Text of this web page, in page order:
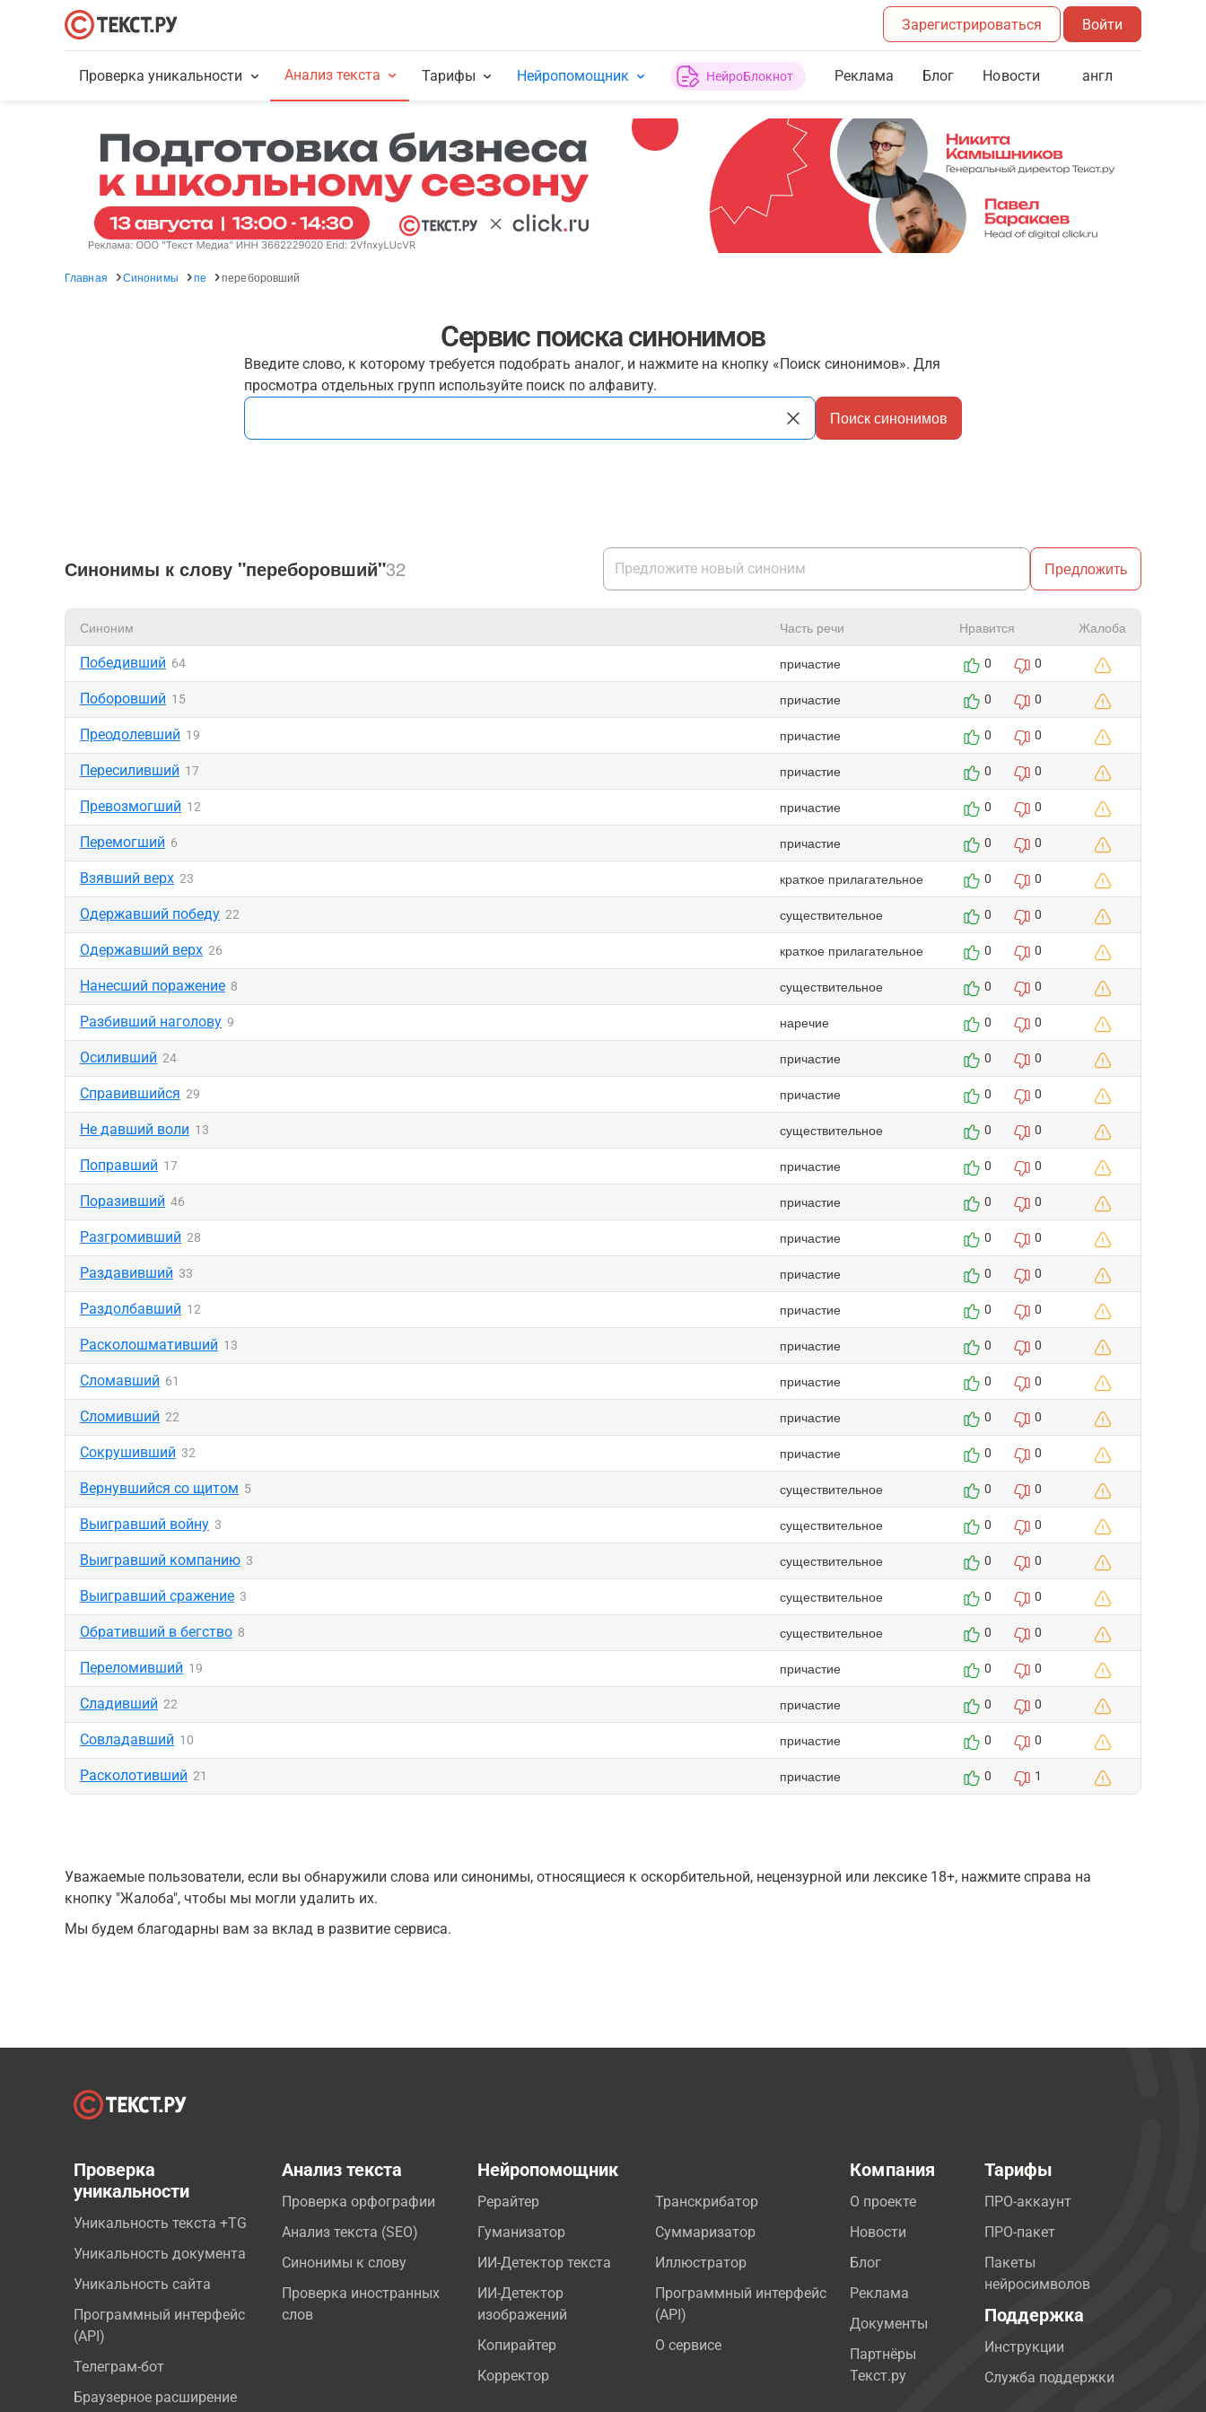
Зарегистрироваться Войти
Проверка уникальности Анализ текста Тарифы Нейропомощник НейроБлокнот Реклама Блог Новости англ
Главная Синонимы пе переборовший
Сервис поиска синонимов
Введите слово, к которому требуется подобрать аналог, и нажмите на кнопку «Поиск синонимов». Для
просмотра отдельных групп используйте поиск по алфавиту.
Поиск синонимов
Синонимы к слову "переборовший"32 Предложить
Синоним Часть речи Нравится Жалоба
Победивший 64 причастие 0 0
Поборовший 15 причастие 0 0
Преодолевший 19 причастие 0 0
Пересиливший 17 причастие 0 0
Превозмогший 12 причастие 0 0
Перемогший 6 причастие 0 0
Взявший верх 23 краткое прилагательное 0 0
Одержавший победу 22 существительное 0 0
Одержавший верх 26 краткое прилагательное 0 0
Нанесший поражение 8 существительное 0 0
Разбивший наголову 9 наречие 0 0
Осиливший 24 причастие 0 0
Справившийся 29 причастие 0 0
Не давший воли 13 существительное 0 0
Поправший 17 причастие 0 0
Поразивший 46 причастие 0 0
Разгромивший 28 причастие 0 0
Раздавивший 33 причастие 0 0
Раздолбавший 12 причастие 0 0
Расколошмативший 13 причастие 0 0
Сломавший 61 причастие 0 0
Сломивший 22 причастие 0 0
Сокрушивший 32 причастие 0 0
Вернувшийся со щитом 5 существительное 0 0
Выигравший войну 3 существительное 0 0
Выигравший компанию 3 существительное 0 0
Выигравший сражение 3 существительное 0 0
Обративший в бегство 8 существительное 0 0
Переломивший 19 причастие 0 0
Сладивший 22 причастие 0 0
Совладавший 10 причастие 0 0
Расколотивший 21 причастие 0 1
Уважаемые пользователи, если вы обнаружили слова или синонимы, относящиеся к оскорбительной, нецензурной или лексике 18+, нажмите справа на
кнопку "Жалоба", чтобы мы могли удалить их.
Мы будем благодарны вам за вклад в развитие сервиса.
Проверка
уникальности
Уникальность текста +TG
Уникальность документа
Уникальность сайта
Программный интерфейс
(API)
Телеграм-бот
Браузерное расширение
Анализ текста
Проверка орфографии
Анализ текста (SEO)
Синонимы к слову
Проверка иностранных
слов
Нейропомощник
Рерайтер
Гуманизатор
ИИ-Детектор текста
ИИ-Детектор
изображений
Копирайтер
Корректор
Транскрибатор
Суммаризатор
Иллюстратор
Программный интерфейс
(API)
О сервисе
Компания
О проекте
Новости
Блог
Реклама
Документы
Партнёры
Текст.ру
Тарифы
ПРО-аккаунт
ПРО-пакет
Пакеты
нейросимволов
Поддержка
Инструкции
Служба поддержки